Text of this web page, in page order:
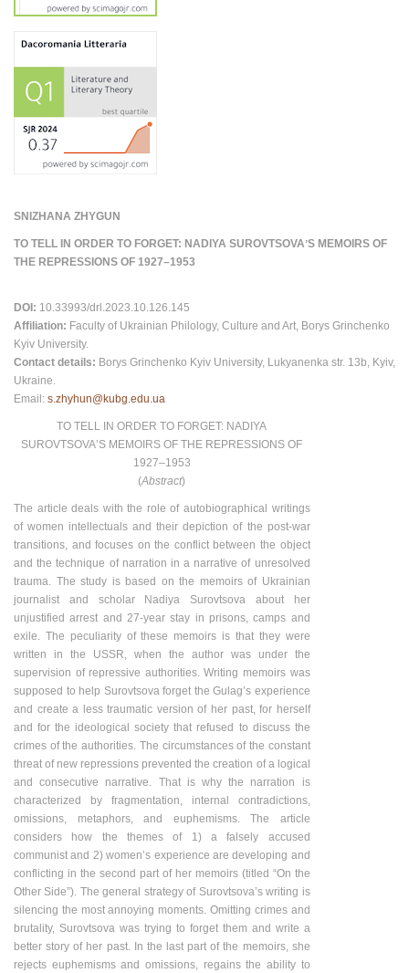
SNIZHANA ZHYGUN
TO TELL IN ORDER TO FORGET: NADIYA SUROVTSOVAʼS MEMOIRS OF
THE REPRESSIONS OF 1927–1953
DOI: 10.33993/drl.2023.10.126.145
Affiliation: Faculty of Ukrainian Philology, Culture and Art, Borys Grinchenko
Kyiv University.
Contact details: Borys Grinchenko Kyiv University, Lukyanenka str. 13b, Kyiv,
Ukraine.
Email: s.zhyhun@kubg.edu.ua
TO TELL IN ORDER TO FORGET: NADIYA
SUROVTSOVAʼS MEMOIRS OF THE REPRESSIONS OF
1927–1953
(Abstract)
The article deals with the role of autobiographical writings
of women intellectuals and their depiction of the post-war
transitions, and focuses on the conflict between the object
and the technique of narration in a narrative of unresolved
trauma. The study is based on the memoirs of Ukrainian
journalist and scholar Nadiya Surovtsova about her
unjustified arrest and 27-year stay in prisons, camps and
exile. The peculiarity of these memoirs is that they were
written in the USSR, when the author was under the
supervision of repressive authorities. Writing memoirs was
supposed to help Surovtsova forget the Gulag’s experience
and create a less traumatic version of her past, for herself
and for the ideological society that refused to discuss the
crimes of the authorities. The circumstances of the constant
threat of new repressions prevented the creation of a logical
and consecutive narrative. That is why the narration is
characterized by fragmentation, internal contradictions,
omissions, metaphors, and euphemisms. The article
considers how the themes of 1) a falsely accused
communist and 2) womenʼs experience are developing and
conflicting in the second part of her memoirs (titled “On the
Other Side”). The general strategy of Surovtsovaʼs writing is
silencing the most annoying moments. Omitting crimes and
brutality, Surovtsova was trying to forget them and write a
better story of her past. In the last part of the memoirs, she
rejects euphemisms and omissions, regains the ability to